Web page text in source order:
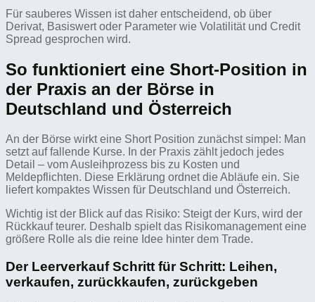
Für sauberes Wissen ist daher entscheidend, ob über
Derivat, Basiswert oder Parameter wie Volatilität und Credit
Spread gesprochen wird.
So funktioniert eine Short-Position in
der Praxis an der Börse in
Deutschland und Österreich
An der Börse wirkt eine Short Position zunächst simpel: Man
setzt auf fallende Kurse. In der Praxis zählt jedoch jedes
Detail – vom Ausleihprozess bis zu Kosten und
Meldepflichten. Diese Erklärung ordnet die Abläufe ein. Sie
liefert kompaktes Wissen für Deutschland und Österreich.
Wichtig ist der Blick auf das Risiko: Steigt der Kurs, wird der
Rückkauf teurer. Deshalb spielt das Risikomanagement eine
größere Rolle als die reine Idee hinter dem Trade.
Der Leerverkauf Schritt für Schritt: Leihen,
verkaufen, zurückkaufen, zurückgeben